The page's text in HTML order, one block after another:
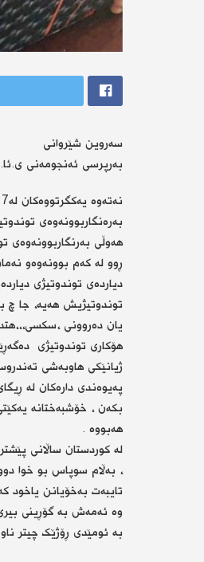
سەروین شێروانی
بەرپرسی ئەنجومەنی
به‌ره‌نگاربوونه‌وه‌ی
هەوڵی بەرنگاربوونەوەی
ڕوو لە کەم بوونەوەو
دیاردەی توندوتیژی
توندوتیژیش هەیە، جا چ
یان دەروونی
هۆکاری توندوتیژی
ژیانێکی هاوبەشی
پەیوەندی دارەکان لە
بکەن ، خۆشبەختانە
هەبووە .
لە کوردستان ساڵانی
، بەڵام سوپاس بو خوا
تایبەت بەخۆیانن یاخود
وە ئەمەش بە گۆڕینی
بە ئومێدی ڕۆژێک چیتر